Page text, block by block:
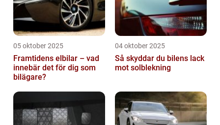
05 oktober 2025
Framtidens elbilar – vad
innebär det för dig som
bilägare?
04 oktober 2025
Så skyddar du bilens lack
mot solblekning